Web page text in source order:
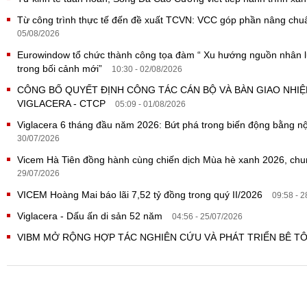
Từ công trình thực tế đến đề xuất TCVN: VCC góp phần nâng
05/08/2026
Eurowindow tổ chức thành công tọa đàm “ Xu hướng nguồn
trong bối cảnh mới”
10:30 - 02/08/2026
CÔNG BỐ QUYẾT ĐỊNH CÔNG TÁC CÁN BỘ VÀ BÀN GIAO
VIGLACERA - CTCP
05:09 - 01/08/2026
Viglacera 6 tháng đầu năm 2026: Bứt phá trong biến động bằng
30/07/2026
Vicem Hà Tiên đồng hành cùng chiến dịch Mùa hè xanh 2026,
29/07/2026
VICEM Hoàng Mai báo lãi 7,52 tỷ đồng trong quý II/2026
09:58 -
Viglacera - Dấu ấn di sản 52 năm 04:56 - 25/07/2026
VIBM MỞ RỘNG HỢP TÁC NGHIÊN CỨU VÀ PHÁT TRIỂN BÊ